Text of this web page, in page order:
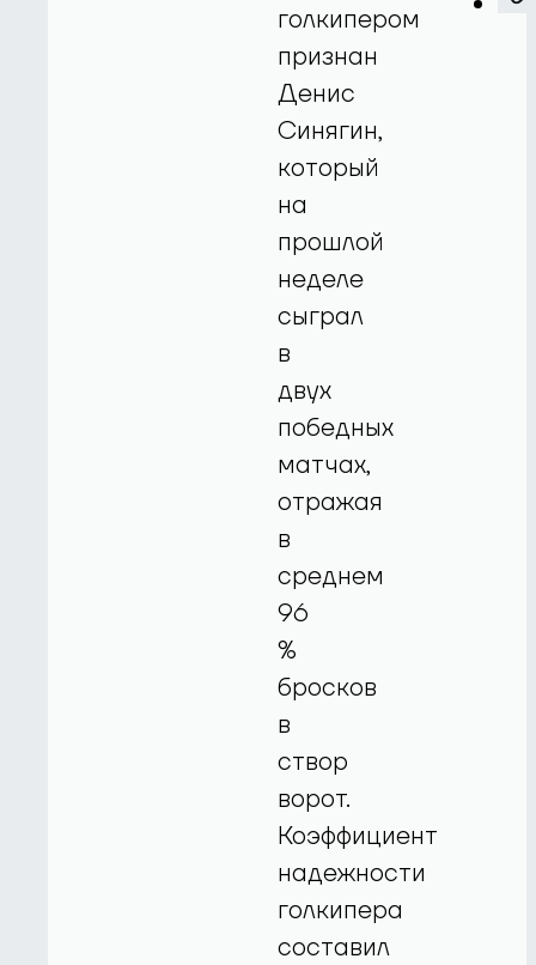
голкипером
признан
Денис
Синягин,
который
на
прошлой
неделе
сыграл
в
двух
победных
матчах,
отражая
в
среднем
96
%
бросков
в
створ
ворот.
Коэффициент
надежности
голкипера
составил